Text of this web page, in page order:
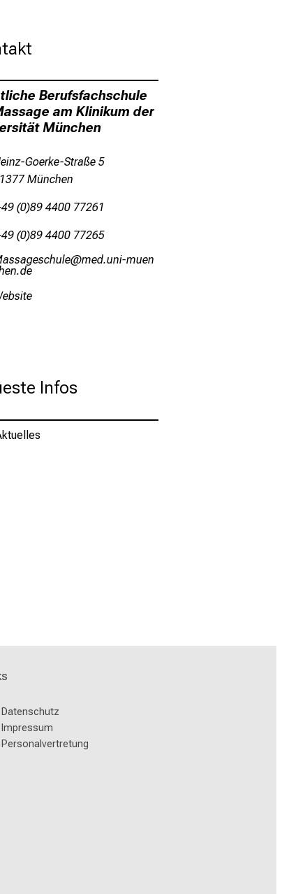
Berufsfachschule
am Klinikum der
München
Goerke-Straße 5
München
(0)89 4400 77261
(0)89 4400 77265
vimsful_vfiu
mi
Infos
Datenschutz
Impressum
Personalvertretung